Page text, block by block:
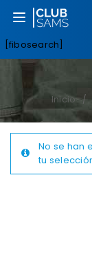
Abrir menú
[fibosearch]
Inicio /
No se han
tu